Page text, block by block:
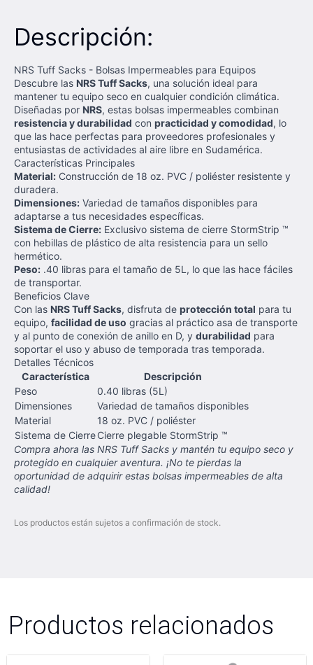
Descripción:
NRS Tuff Sacks - Bolsas Impermeables para Equipos
Descubre las NRS Tuff Sacks, una solución ideal para
mantener tu equipo seco en cualquier condición climática.
Diseñadas por NRS, estas bolsas impermeables combinan
resistencia y durabilidad con practicidad y comodidad, lo
que las hace perfectas para proveedores profesionales y
entusiastas de actividades al aire libre en Sudamérica.
Características Principales
Material: Construcción de 18 oz. PVC / poliéster resistente y
duradera.
Dimensiones: Variedad de tamaños disponibles para
adaptarse a tus necesidades específicas.
Sistema de Cierre: Exclusivo sistema de cierre StormStrip ™
con hebillas de plástico de alta resistencia para un sello
hermético.
Peso: .40 libras para el tamaño de 5L, lo que las hace fáciles
de transportar.
Beneficios Clave
Con las NRS Tuff Sacks, disfruta de protección total para tu
equipo, facilidad de uso gracias al práctico asa de transporte
y al punto de conexión de anillo en D, y durabilidad para
soportar el uso y abuso de temporada tras temporada.
Detalles Técnicos
Característica
Descripción
Peso
0.40 libras (5L)
Dimensiones
Variedad de tamaños disponibles
Material
18 oz. PVC / poliéster
Sistema de CierreCierre plegable StormStrip ™
Compra ahora las NRS Tuff Sacks y mantén tu equipo seco y
protegido en cualquier aventura. ¡No te pierdas la
oportunidad de adquirir estas bolsas impermeables de alta
calidad!
Los productos están sujetos a confirmación de stock.
Productos relacionados